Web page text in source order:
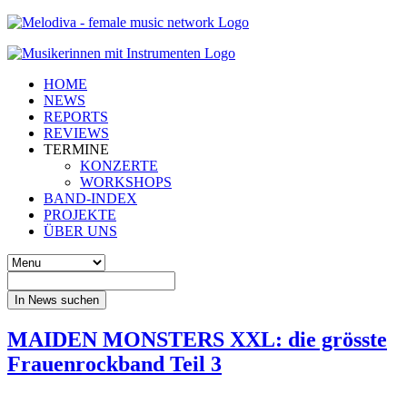
HOME
NEWS
REPORTS
REVIEWS
TERMINE
KONZERTE
WORKSHOPS
BAND-INDEX
PROJEKTE
ÜBER UNS
In News suchen
MAIDEN MONSTERS XXL: die grösste
Frauenrockband Teil 3